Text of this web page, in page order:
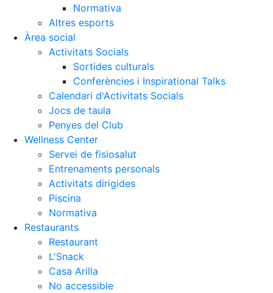
Normativa
Altres esports
Àrea social
Activitats Socials
Sortides culturals
Conferències i Inspirational Talks
Calendari d'Activitats Socials
Jocs de taula
Penyes del Club
Wellness Center
Servei de fisiosalut
Entrenaments personals
Activitats dirigides
Piscina
Normativa
Restaurants
Restaurant
L'Snack
Casa Arilla
No accessible